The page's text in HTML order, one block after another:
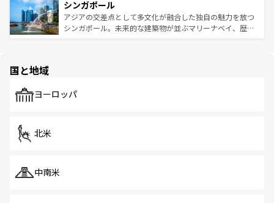
参照してほしい。
激する。気候は一年中温暖で、どの季節にも異なる楽しみ
が待っている。親しみやすいタイの人々、仏教を中心とし
た文化、そして多様な観光資源が、訪れる旅人を魅了し続
み、どこを訪れても感動するはず。観光スポットが密集し
ており、効率よく見どころを回れるのも魅力。息をのむよ
うな絶景から文化的な体験まで、香港を存分に楽しみ尽く
シンガポール
アジアの交差点として多文化が融合した独自の魅力を放つ
シンガポール。未来的な建築物が並ぶマリーナベイ、歴史
で、ホーカーズは地元の風情を楽しめる外せないスポット
国と地域
ヨーロッパ
北米
中南米